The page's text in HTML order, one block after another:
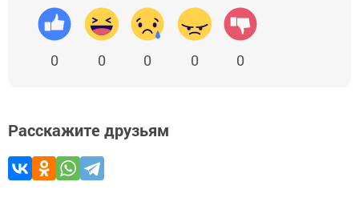
0 0 0 0 0
Расскажите друзьям